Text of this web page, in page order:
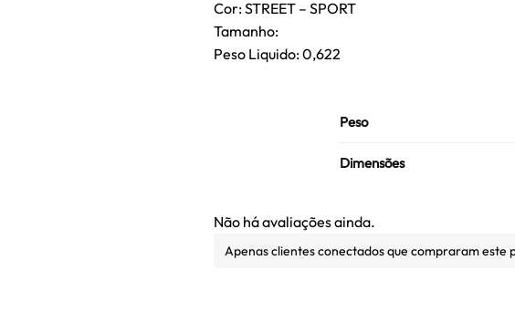
Cor: STREET – SPORT
Tamanho:
Peso Liquido: 0,622
Peso
Dimensões
Não há avaliações ainda.
Apenas clientes conectados que compraram este